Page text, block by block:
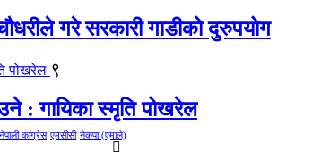
गरे सरकारी गाडीको दुरुपयोग
९
: गायिका स्‍मृति पोखरेल
नेपाली कांग्रेस एमसीसी नेकपा (एमाले)